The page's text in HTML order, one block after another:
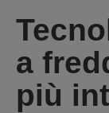
a
più